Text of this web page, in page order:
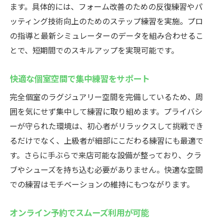
ます。具体的には、フォーム改善のための反復練習やパ
ッティング技術向上のためのステップ練習を実施。プロ
の指導と最新シミュレーターのデータを組み合わせるこ
とで、短期間でのスキルアップを実現可能です。
快適な個室空間で集中練習をサポート
完全個室のラグジュアリー空間を完備しているため、周
囲を気にせず集中して練習に取り組めます。プライバシ
ーが守られた環境は、初心者がリラックスして挑戦でき
るだけでなく、上級者が細部にこだわる練習にも最適で
す。さらに手ぶらで来店可能な設備が整っており、クラ
ブやシューズを持ち込む必要がありません。快適な空間
での練習はモチベーションの維持にもつながります。
オンライン予約でスムーズ利用が可能